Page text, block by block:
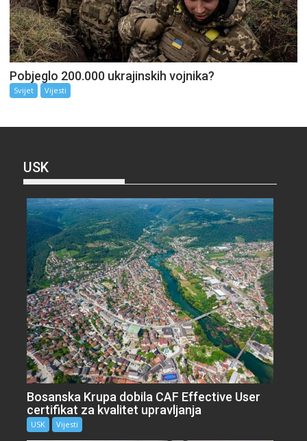
Pobjeglo 200.000 ukrajinskih vojnika?
Svijet Vijesti
USK
Bosanska Krupa dobila CAF Effective User
certifikat za kvalitet upravljanja
USK Vijesti